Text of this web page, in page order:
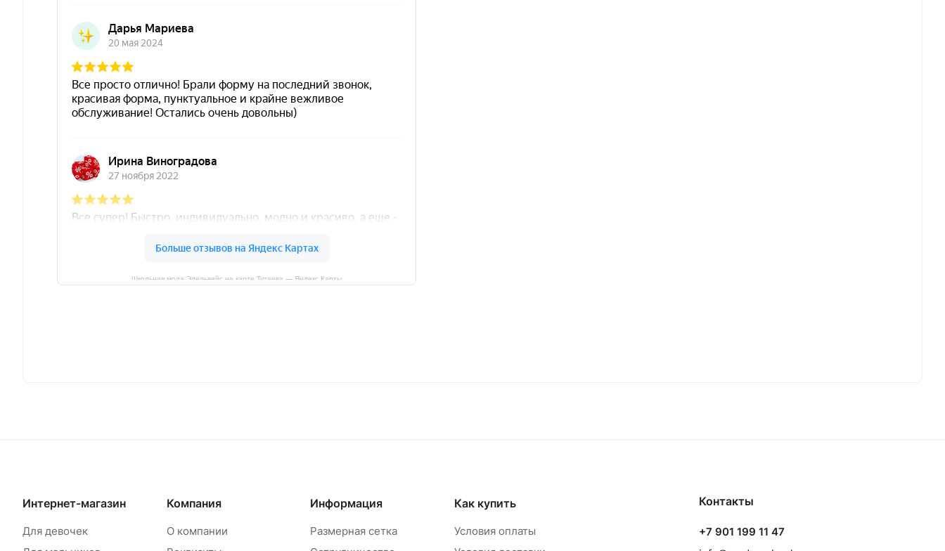
Школьная мода Эдельвейс на карте Тутаева — Яндекс Карты
Интернет-магазин
Для девочек
Компания
О компании
Информация
Размерная сетка
Как купить
Условия оплаты
Контакты
+7 901 199 11 47